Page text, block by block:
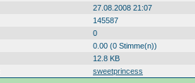
27.08.2008 21:07
145587
0
0.00 (0 Stimme(n))
12.8 KB
sweetprincess